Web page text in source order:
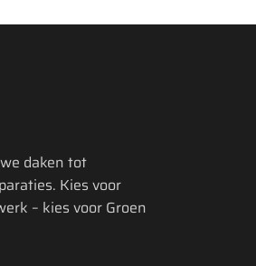
daken tot
Kies voor
– kies voor Groen